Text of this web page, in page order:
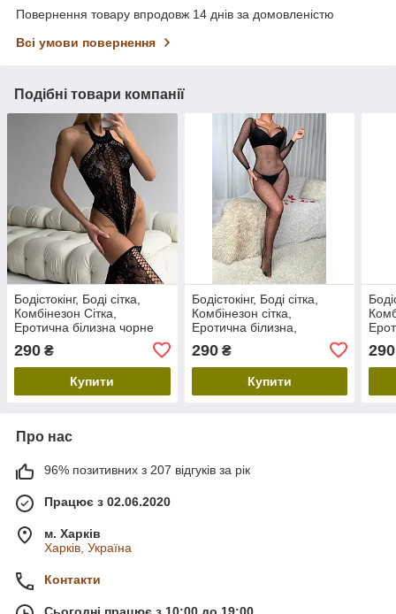
Повернення товару впродовж 14 днів за домовленістю
Всі умови повернення
Подібні товари компанії
Бодістокінг, Боді сітка,
Комбінезон Сітка,
Еротична білизна чорне
290 ₴
Купити
Бодістокінг, Боді сітка,
Комбінезон сітка,
Еротична білизна,
Сексуальний бодістокінг
чорний
290₴
Купити
290
Про нас
96% позитивних з 207 відгуків за рік
Працює з 02.06.2020
м. Харків
Харків, Україна
Контакти